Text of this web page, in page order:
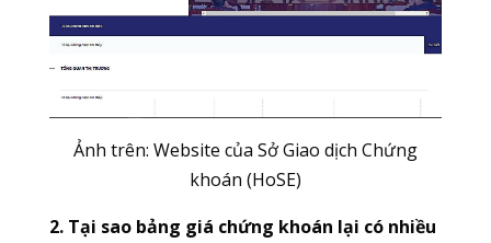
Ảnh trên: Website của Sở Giao dịch Chứng
khoán (HoSE)
2. Tại sao bảng giá chứng khoán lại có nhiều